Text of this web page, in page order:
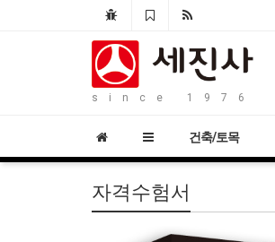
since 1976
건축/토목
자격수험서